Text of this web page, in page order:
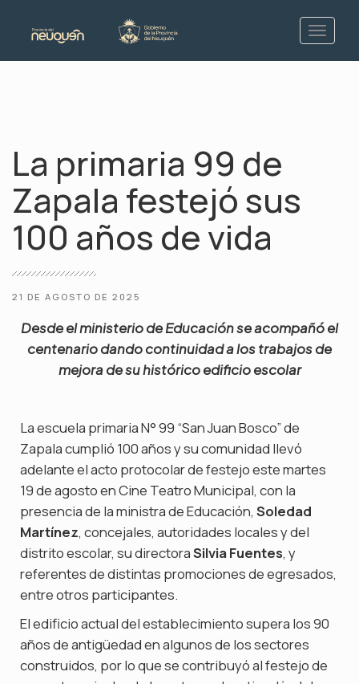
La primaria 99 de
Zapala festejó sus
100 años de vida
21 DE AGOSTO DE 2025
Desde el ministerio de Educación se acompañó el
centenario dando continuidad a los trabajos de
mejora de su histórico edificio escolar
La escuela primaria N° 99 “San Juan Bosco” de
Zapala cumplió 100 años y su comunidad llevó
adelante el acto protocolar de festejo este martes
19 de agosto en Cine Teatro Municipal, con la
presencia de la ministra de Educación, Soledad
Martínez, concejales, autoridades locales y del
distrito escolar, su directoraSilvia Fuentes, y
referentes de distintas promociones de egresados,
entre otros participantes.
El edificio actual del establecimiento supera los 90
años de antigüedad en algunos de los sectores
construidos, por lo que se contribuyó al festejo de